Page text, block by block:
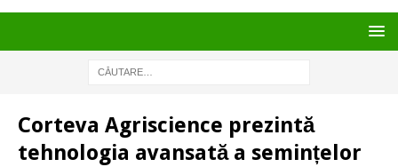
Corteva Agriscience prezintă
tehnologia avansată a semințelor